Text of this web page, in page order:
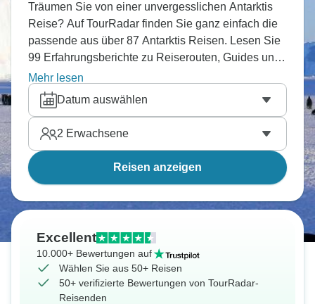
Träumen Sie von einer unvergesslichen Antarktis
Reise? Auf TourRadar finden Sie ganz einfach die
passende aus über 87 Antarktis Reisen. Lesen Sie
99 Erfahrungsberichte zu Reiserouten, Guides und
Unterkünften. Ganz einfach online und jetzt auch
flexibel buchen.
Mehr lesen
Datum auswählen
2 Erwachsene
Reisen anzeigen
Excellent
10.000+ Bewertungen auf
Wählen Sie aus 50+ Reisen
50+ verifizierte Bewertungen von TourRadar-
Reisenden